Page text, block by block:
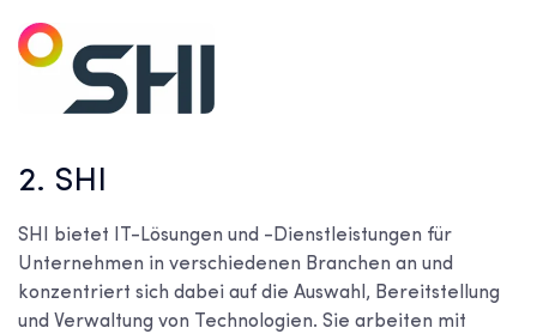
2. SHI
SHI bietet IT-Lösungen und -Dienstleistungen für
Unternehmen in verschiedenen Branchen an und
konzentriert sich dabei auf die Auswahl, Bereitstellung
und Verwaltung von Technologien. Sie arbeiten mit